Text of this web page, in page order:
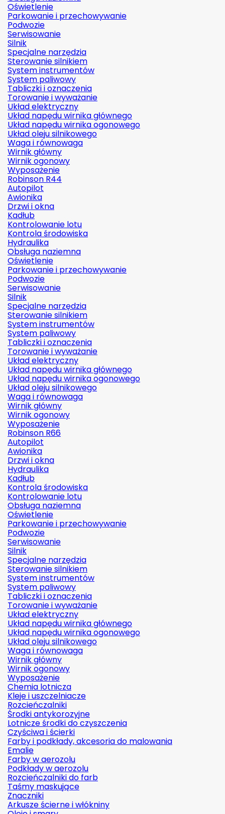
Oświetlenie
Parkowanie i przechowywanie
Podwozie
Serwisowanie
Silnik
Specjalne narzędzia
Sterowanie silnikiem
System instrumentów
System paliwowy
Tabliczki i oznaczenia
Torowanie i wyważanie
Układ elektryczny
Układ napędu wirnika głównego
Układ napędu wirnika ogonowego
Układ oleju silnikowego
Waga i równowaga
Wirnik główny
Wirnik ogonowy
Wyposażenie
Robinson R44
Autopilot
Awionika
Drzwi i okna
Kadłub
Kontrolowanie lotu
Kontrola środowiska
Hydraulika
Obsługa naziemna
Oświetlenie
Parkowanie i przechowywanie
Podwozie
Serwisowanie
Silnik
Specjalne narzędzia
Sterowanie silnikiem
System instrumentów
System paliwowy
Tabliczki i oznaczenia
Torowanie i wyważanie
Układ elektryczny
Układ napędu wirnika głównego
Układ napędu wirnika ogonowego
Układ oleju silnikowego
Waga i równowaga
Wirnik główny
Wirnik ogonowy
Wyposażenie
Robinson R66
Autopilot
Awionika
Drzwi i okna
Hydraulika
Kadłub
Kontrola środowiska
Kontrolowanie lotu
Obsługa naziemna
Oświetlenie
Parkowanie i przechowywanie
Podwozie
Serwisowanie
Silnik
Specjalne narzędzia
Sterowanie silnikiem
System instrumentów
System paliwowy
Tabliczki i oznaczenia
Torowanie i wyważanie
Układ elektryczny
Układ napędu wirnika głównego
Układ napędu wirnika ogonowego
Układ oleju silnikowego
Waga i równowaga
Wirnik główny
Wirnik ogonowy
Wyposażenie
Chemia lotnicza
Kleje i uszczelniacze
Rozcieńczalniki
Środki antykorozyjne
Lotnicze środki do czyszczenia
Czyściwa i ścierki
Farby i podkłady, akcesoria do malowania
Emalie
Farby w aerozolu
Podkłady w aerozolu
Rozcieńczalniki do farb
Taśmy maskujące
Znaczniki
Arkusze ścierne i włókniny